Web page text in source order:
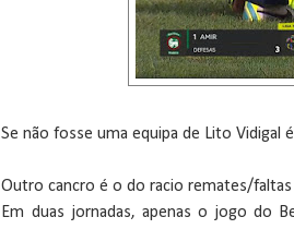
Se não fosse uma equipa de Lito Vidigal
Outro cancro é o do racio remates/
Em duas jornadas, apenas o jogo do